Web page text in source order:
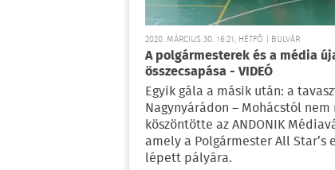
2020. MÁRCIUS 30. 16:21, HÉTFŐ | BULVÁR
A polgármesterek és a média
összecsapása - VIDEÓ
Egyik gála a másik után: a
Nagynyárádon – Mohácstól nem
köszöntötte az ANDONIK
amely a Polgármester All Star’s
lépett pályára.